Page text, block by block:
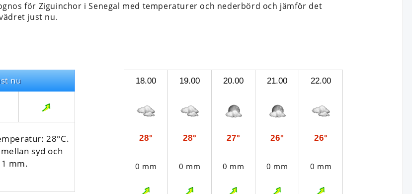
för Ziguinchor i Senegal med temperaturer och nederbörd och jämför det
just nu.
nu
28°C.
syd och
mm.
18.00
28°
0 mm
19.00
28°
0 mm
20.00
27°
0 mm
21.00
26°
0 mm
22.00
26°
0 mm